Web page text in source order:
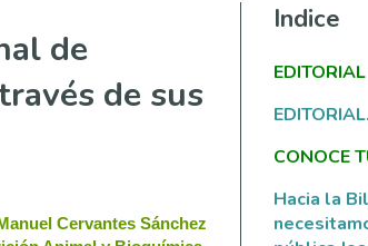
de
de sus
Cervantes Sánchez
Indice
EDITORIAL
EDITORIAL.
CONOCE
Hacia la